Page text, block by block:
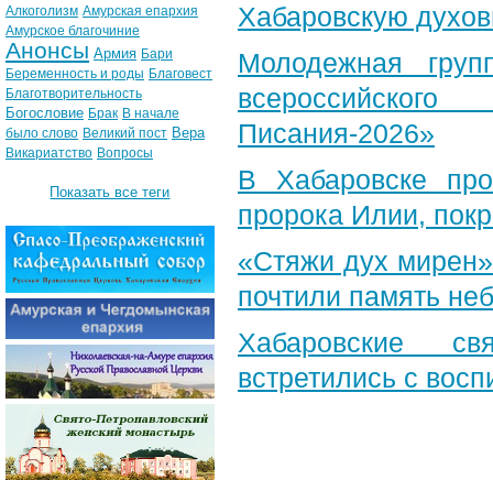
Хабаровскую
Молодежная
Писания-2026»
В Хабаровске
пророка Илии,
«Стяжи дух
почтили память
Хабаровские
встретились с
Алкоголизм Амурская епархия
Амурское благочиние
Анонсы Армия Бари
Беременность и роды Благовест
Благотворительность
Богословие Брак В начале
было слово Великий пост Вера
Викариатство Вопросы
Показать все теги